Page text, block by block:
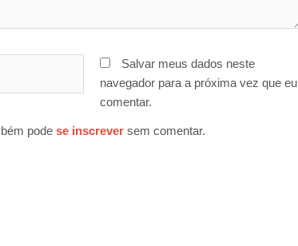
Salvar meus dados neste
navegador para a próxima vez que eu
comentar.
podese inscrever sem comentar.